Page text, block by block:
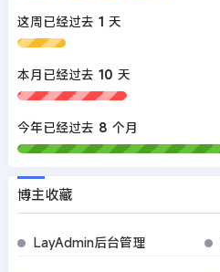
这周已经过去 1 天
本月已经过去 10 天
今年已经过去 8 个月
博主收藏
LayAdmin后台管理